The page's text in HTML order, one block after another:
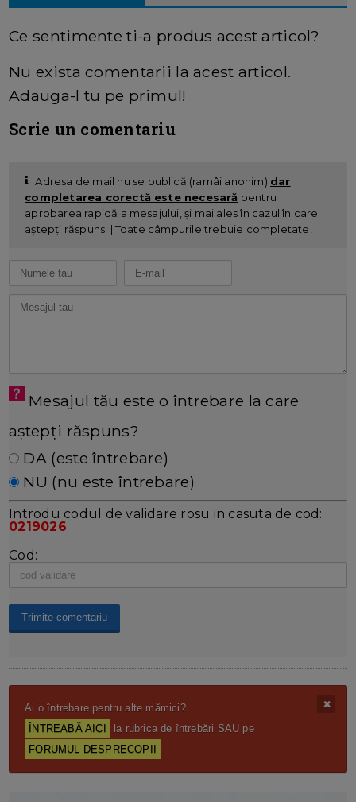
Ce sentimente ti-a produs acest articol?
Nu exista comentarii la acest articol.
Adauga-l tu pe primul!
Scrie un comentariu
Adresa de mail nu se publică (ramâi anonim) dar
completarea corectă este necesară pentru
aprobarea rapidă a mesajului, și mai ales în cazul în care
aștepți răspuns. | Toate câmpurile trebuie completate!
Mesajul tău este o întrebare la care
aștepți răspuns?
DA (este întrebare)
NU (nu este întrebare)
Introdu codul de validare rosu in casuta de cod:
0219026
Cod:
Ai o întrebare pentru alte mămici?
ÎNTREABĂ AICI
la rubrica de întrebări SAU pe
FORUMUL DESPRECOPII